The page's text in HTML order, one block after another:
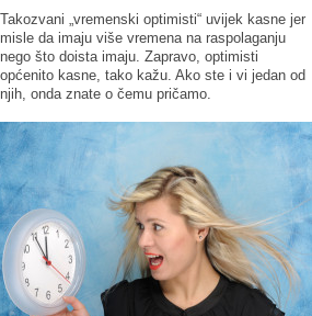
Takozvani „vremenski optimisti“ uvijek kasne jer
misle da imaju više vremena na raspolaganju
nego što doista imaju. Zapravo, optimisti
općenito kasne, tako kažu. Ako ste i vi jedan od
njih, onda znate o čemu pričamo.